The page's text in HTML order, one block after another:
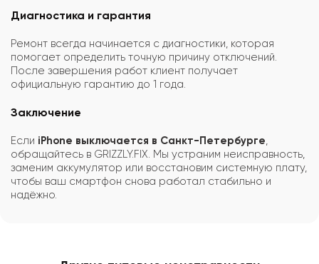
Диагностика и гарантия
Ремонт всегда начинается с диагностики, которая
помогает определить точную причину отключений.
После завершения работ клиент получает
официальную гарантию до 1 года.
Заключение
Если iPhone выключается в Санкт-Петербурге
обращайтесь в GRIZZLY.FIX. Мы устраним неисправность,
заменим аккумулятор или восстановим системную плату,
чтобы ваш смартфон снова работал стабильно и
надёжно.